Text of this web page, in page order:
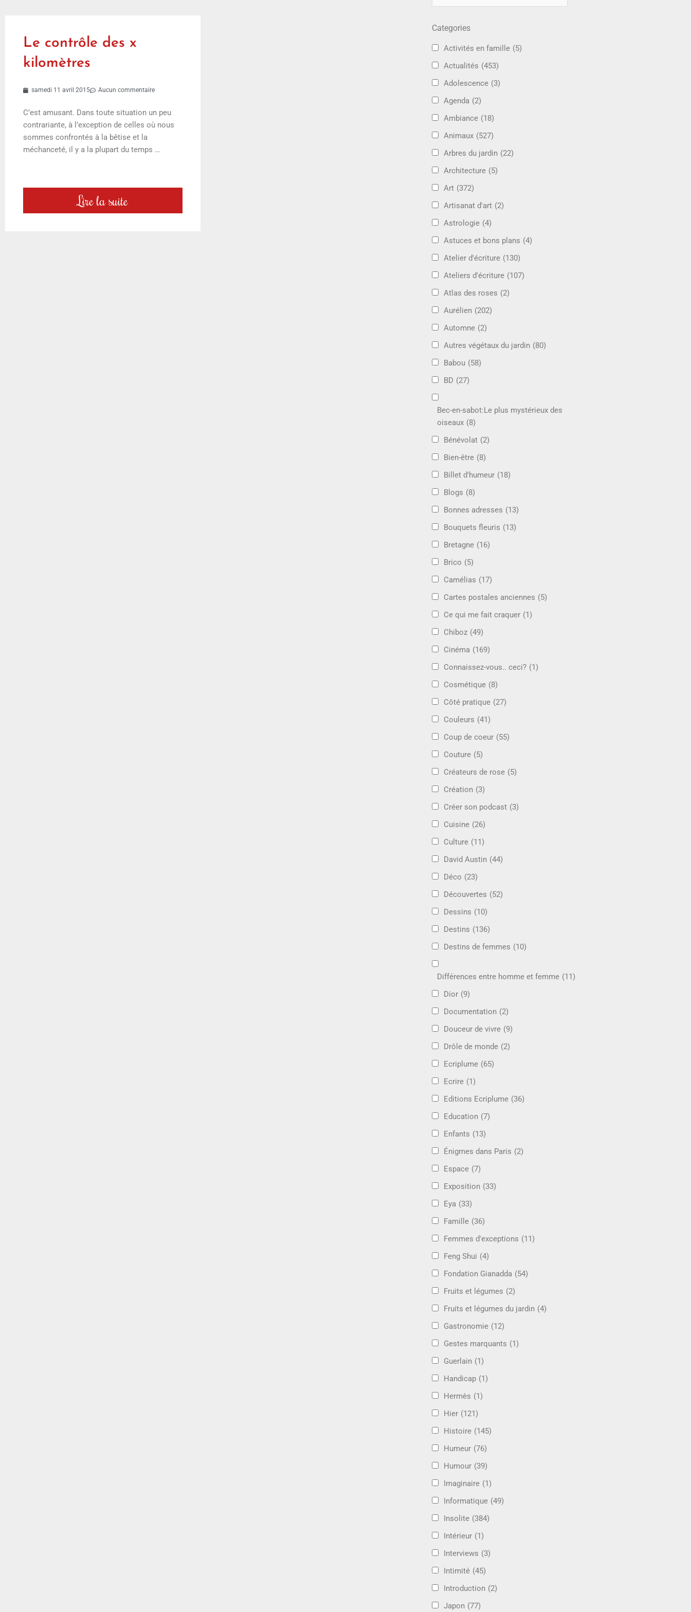
Le contrôle des x
kilomètres
samedi 11 avril 2015 Aucun commentaire
C’est amusant. Dans toute situation un peu
contrariante, à l’exception de celles où nous
sommes confrontés à la bêtise et la
méchanceté, il y a la plupart du temps …
Lire la suite
Categories
Activités en famille (5)
Actualités (453)
Adolescence (3)
Agenda (2)
Ambiance (18)
Animaux (527)
Arbres du jardin (22)
Architecture (5)
Art (372)
Artisanat d'art (2)
Astrologie (4)
Astuces et bons plans (4)
Atelier d'écriture (130)
Ateliers d'écriture (107)
Atlas des roses (2)
Aurélien (202)
Automne (2)
Autres végétaux du jardin (80)
Babou (58)
BD (27)
Bec-en-sabot:Le plus mystérieux des
oiseaux (8)
Bénévolat (2)
Bien-être (8)
Billet d'humeur (18)
Blogs (8)
Bonnes adresses (13)
Bouquets fleuris (13)
Bretagne (16)
Brico (5)
Camélias (17)
Cartes postales anciennes (5)
Ce qui me fait craquer (1)
Chiboz (49)
Cinéma (169)
Connaissez-vous.. ceci? (1)
Cosmétique (8)
Côté pratique (27)
Couleurs (41)
Coup de coeur (55)
Couture (5)
Créateurs de rose (5)
Création (3)
Créer son podcast (3)
Cuisine (26)
Culture (11)
David Austin (44)
Déco (23)
Découvertes (52)
Dessins (10)
Destins (136)
Destins de femmes (10)
Différences entre homme et femme (11)
Dior (9)
Documentation (2)
Douceur de vivre (9)
Drôle de monde (2)
Ecriplume (65)
Ecrire (1)
Editions Ecriplume (36)
Education (7)
Enfants (13)
Énigmes dans Paris (2)
Espace (7)
Exposition (33)
Eya (33)
Famille (36)
Femmes d'exceptions (11)
Feng Shui (4)
Fondation Gianadda (54)
Fruits et légumes (2)
Fruits et légumes du jardin (4)
Gastronomie (12)
Gestes marquants (1)
Guerlain (1)
Handicap (1)
Hermès (1)
Hier (121)
Histoire (145)
Humeur (76)
Humour (39)
Imaginaire (1)
Informatique (49)
Insolite (384)
Intérieur (1)
Interviews (3)
Intimité (45)
Introduction (2)
Japon (77)